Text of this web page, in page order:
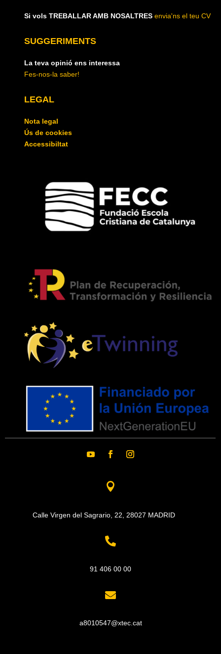
Si vols TREBALLAR AMB NOSALTRES envia'ns el teu CV
SUGGERIMENTS
La teva opinió ens interessa
Fes-nos-la saber!
LEGAL
Nota legal
Ús de cookies
Accessibiltat

Calle Virgen del Sagrario, 22, 28027 MADRID

91 406 00 00

a8010547@xtec.cat